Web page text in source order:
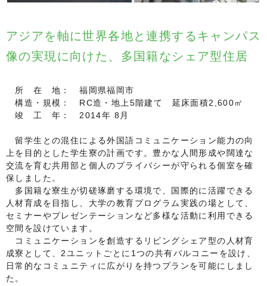
アジアを軸に世界各地と連携するキャンパス
像の実現に向けた、多国籍なシェア型住居
所 在 地： 福岡県福岡市
構造・規模： RC造・地上5階建て 延床面積2,600㎡
竣 工 年： 2014年 8月
留学生との混住による外国語コミュニケーション能力の向
上を目的とした学生寮の計画です。豊かな人間形成や闊達な
交流を育む共用部と個人のプライバシーが守られる個室を確
保しました。
多国籍な寮生が切磋琢磨する環境で、国際的に活躍できる
人材育成を目指し、大学の教育プログラム実践の場として、
セミナーやプレゼンテーションなど多様な活動に利用できる
空間を設けています。
コミュニケーションを創造するリビングシェア型の人材育
成寮として、2ユニットごとに1つの共有バルコニーを設け、
日常的なコミュニティに広がりを持つプランを可能にしまし
た。